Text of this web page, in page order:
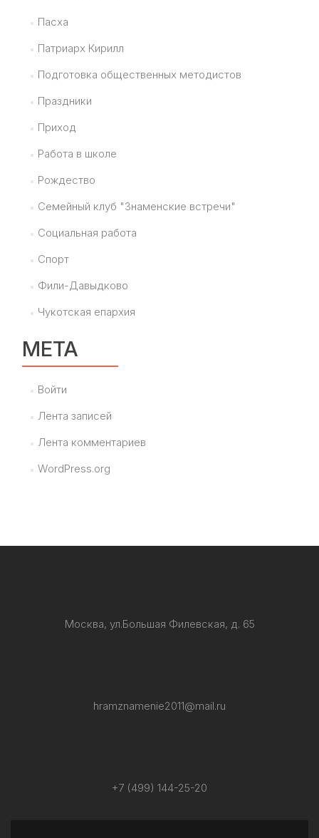
Пасха
Патриарх Кирилл
Подготовка общественных методистов
Праздники
Приход
Работа в школе
Рождество
Семейный клуб "Знаменские встречи"
Социальная работа
Спорт
Фили-Давыдково
Чукотская епархия
МЕТА
Войти
Лента записей
Лента комментариев
WordPress.org
Москва, ул.Большая Филевская, д. 65
hramznamenie2011@mail.ru
+7 (499) 144-25-20